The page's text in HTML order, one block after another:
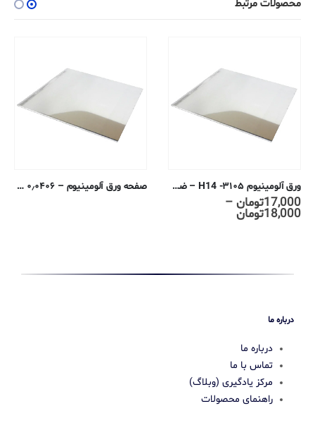
محصولات مرتبط
ورق آلومینیوم ۳۱۰۵- H14 – ضخامت ۰٫۳ میلیمتر
–
محدوده
قیمت:
صفحه ورق آلومینیوم – ۰٫۰۴۰۶ سانتی متری – ۶۰۶۱-T6
درباره ما
درباره ما
تماس با ما
مرکز یادگیری (وبلاگ)
راهنمای محصولات